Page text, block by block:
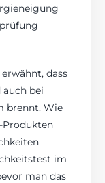
dass
auch bei
brennt. Wie
Produkten
im
man das